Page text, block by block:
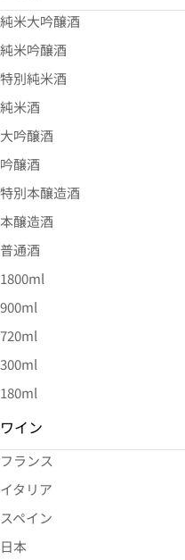
純米大吟醸酒
純米吟醸酒
特別純米酒
純米酒
大吟醸酒
吟醸酒
特別本醸造酒
本醸造酒
普通酒
1800ml
900ml
720ml
300ml
180ml
ワイン
フランス
イタリア
スペイン
日本